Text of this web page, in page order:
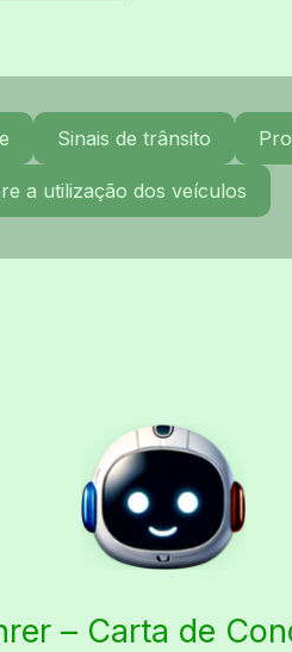
Sinais de trânsito
a utilização dos veículos
– Carta de